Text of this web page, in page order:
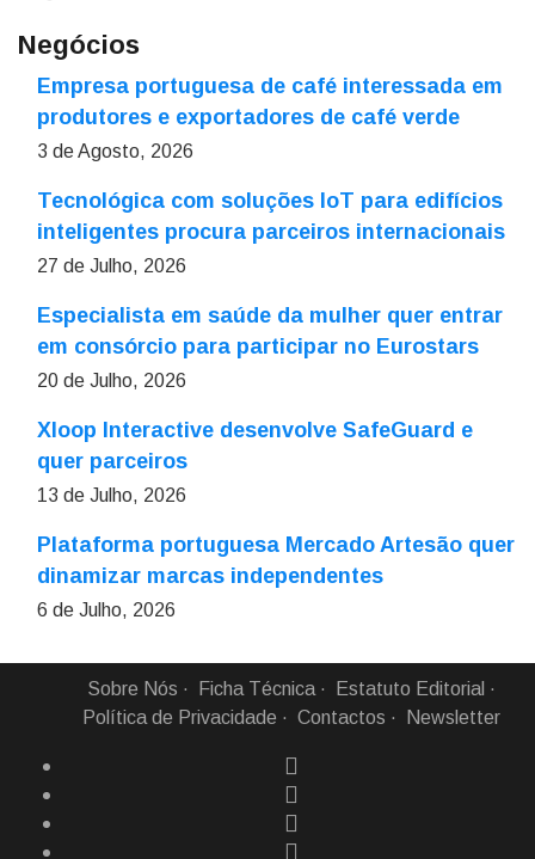
Negócios
Empresa portuguesa de café interessada em
produtores e exportadores de café verde
3 de Agosto, 2026
Tecnológica com soluções IoT para edifícios
inteligentes procura parceiros internacionais
27 de Julho, 2026
Especialista em saúde da mulher quer entrar
em consórcio para participar no Eurostars
20 de Julho, 2026
Xloop Interactive desenvolve SafeGuard e
quer parceiros
13 de Julho, 2026
Plataforma portuguesa Mercado Artesão quer
dinamizar marcas independentes
6 de Julho, 2026
Sobre Nós Ficha Técnica
Estatuto Editorial
Política de Privacidade
Contactos Newsletter